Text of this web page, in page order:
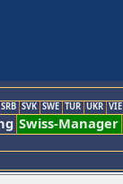
SRB SVK SWE TUR UKR VIE
Swiss-Manager